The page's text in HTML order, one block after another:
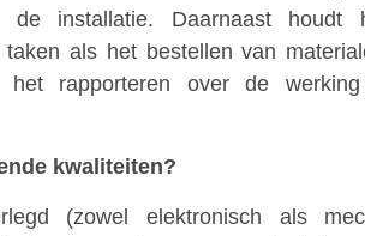
de installatie. Daarnaast
taken als het bestellen van
het rapporteren over de
kwaliteiten?
(zowel elektronisch als